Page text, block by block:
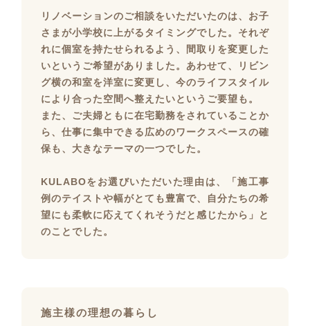
リノベーションのご相談をいただいたのは、お子
さまが小学校に上がるタイミングでした。それぞ
れに個室を持たせられるよう、間取りを変更した
いというご希望がありました。あわせて、リビン
グ横の和室を洋室に変更し、今のライフスタイル
により合った空間へ整えたいというご要望も。
また、ご夫婦ともに在宅勤務をされていることか
ら、仕事に集中できる広めのワークスペースの確
保も、大きなテーマの一つでした。
KULABOをお選びいただいた理由は、「施工事
例のテイストや幅がとても豊富で、自分たちの希
望にも柔軟に応えてくれそうだと感じたから」と
のことでした。
施主様の理想の暮らし